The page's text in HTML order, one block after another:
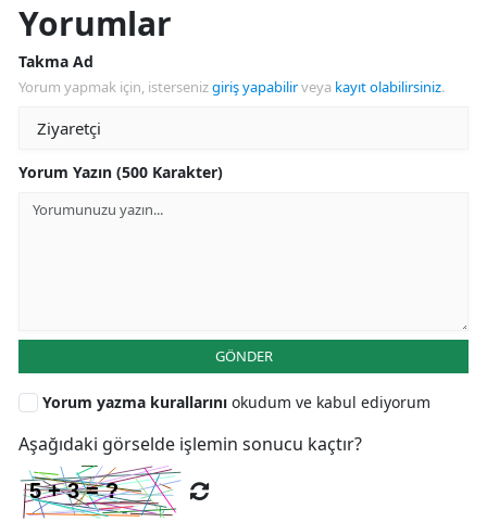
Yorumlar
Takma Ad
Yorum yapmak için, istersenizgiriş yapabilirveya kayıt olabilirsiniz.
Yorum Yazın (500 Karakter)
GÖNDER
Yorum yazma kurallarını okudum ve kabul ediyorum
Aşağıdaki görselde işlemin sonucu kaçtır?